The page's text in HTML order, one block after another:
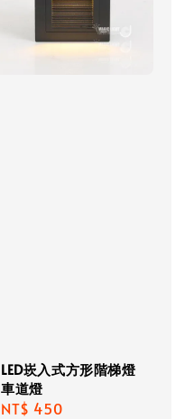
LED崁入式方形階梯燈
車道燈
Regular
NT$ 450